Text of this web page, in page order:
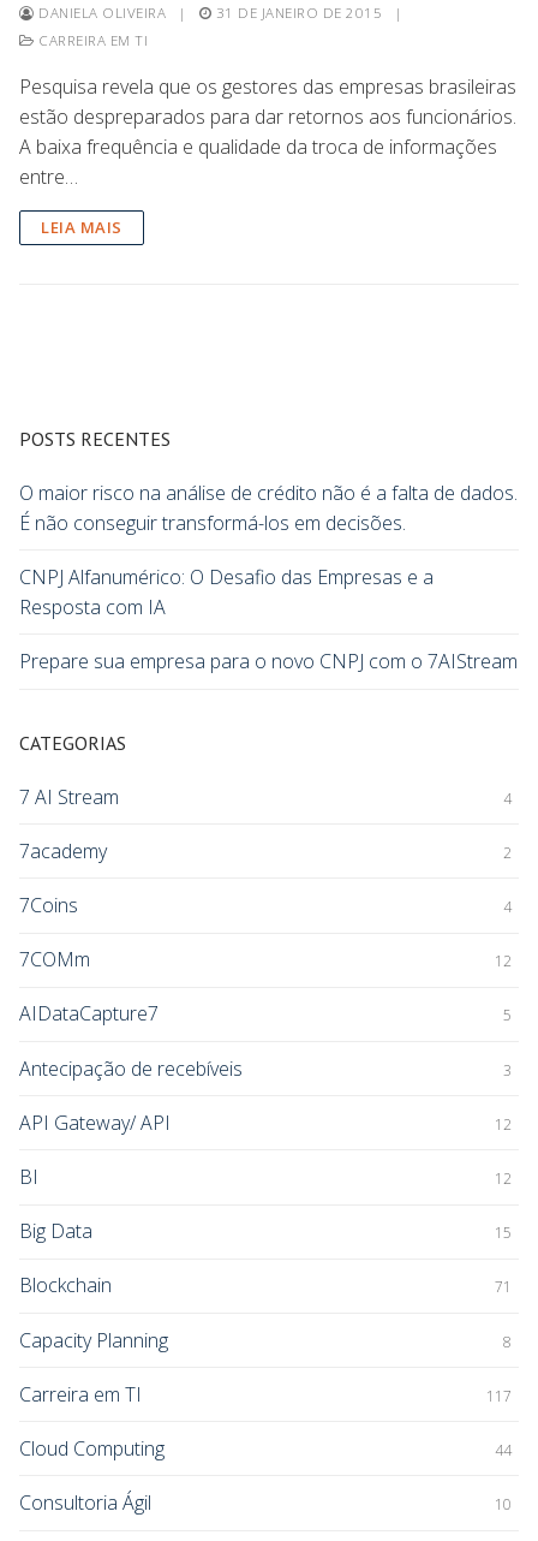
DANIELA OLIVEIRA | 31 DE JANEIRO DE 2015
|
CARREIRA EM TI
Pesquisa revela que os gestores das empresas brasileiras
estão despreparados para dar retornos aos funcionários.
A baixa frequência e qualidade da troca de informações
entre…
LEIA MAIS
POSTS RECENTES
O maior risco na análise de crédito não é a falta de dados.
É não conseguir transformá-los em decisões.
CNPJ Alfanumérico: O Desafio das Empresas e a
Resposta com IA
Prepare sua empresa para o novo CNPJ com o 7AIStream
CATEGORIAS
7 AI Stream 4
7academy 2
7Coins 4
7COMm 12
AIDataCapture7 5
Antecipação de recebíveis 3
API Gateway/ API 12
BI 12
Big Data 15
Blockchain 71
Capacity Planning 8
Carreira em TI 117
Cloud Computing 44
Consultoria Ágil 10